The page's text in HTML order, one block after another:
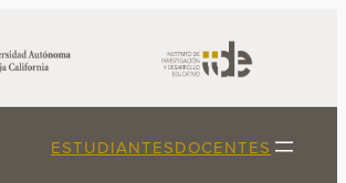
ESTUDIANTESDOCENTES